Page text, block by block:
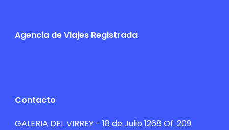
Agencia de Viajes Registrada
Contacto
GALERIA DEL VIRREY - 18 de Julio 1268 Of. 209